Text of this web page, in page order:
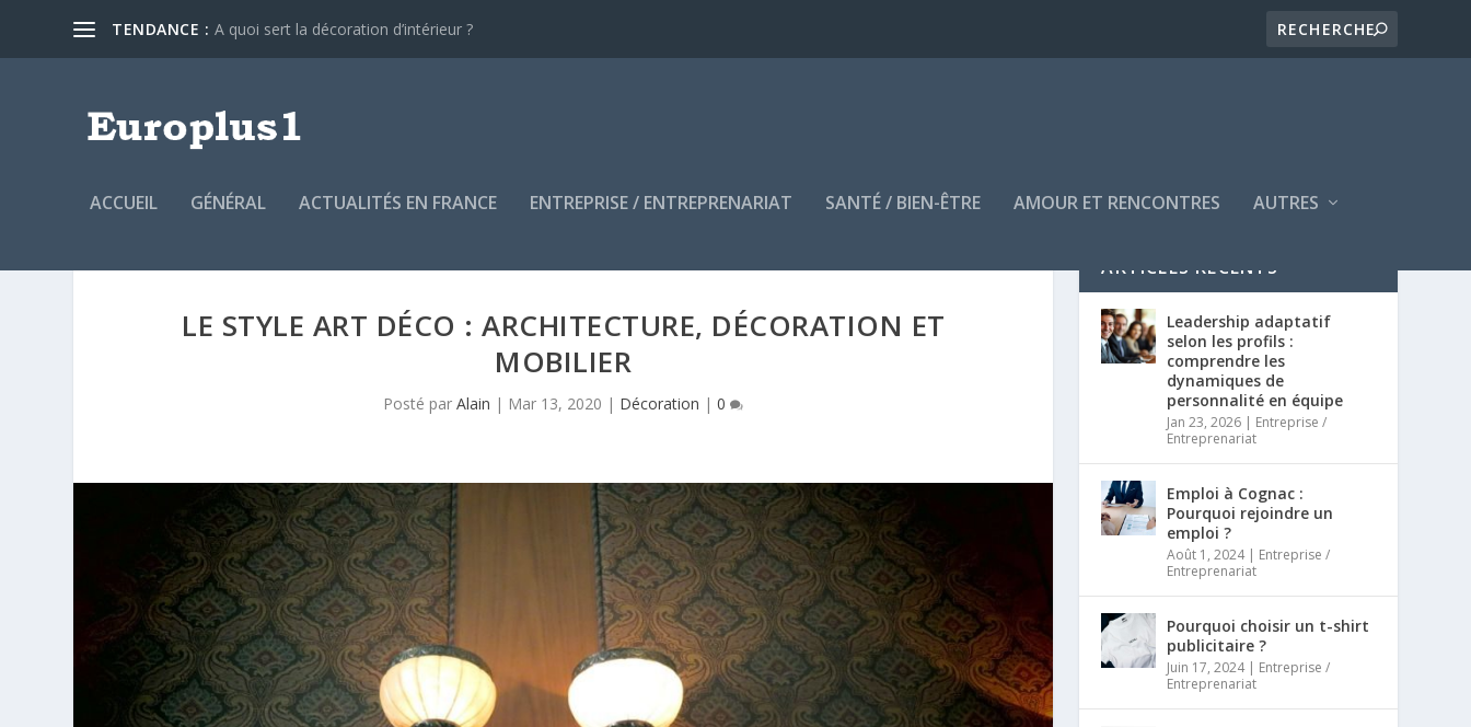
TENDANCE : A quoi sert la décoration d’intérieur ?
ACCUEIL GÉNÉRAL ACTUALITÉS EN FRANCE ENTREPRISE / ENTREPRENARIAT SANTÉ / BIEN-ÊTRE AMOUR ET RENCONTRES AUTRES
LE STYLE ART DÉCO : ARCHITECTURE, DÉCORATION ET
MOBILIER
Posté parAlain | Mar 13, 2020 | Décoration |0
ARTICLES RÉCENTS
Leadership adaptatif
selon les profils :
comprendre les
dynamiques de
personnalité en équipe
Jan 23, 2026 | Entreprise /
Entreprenariat
Emploi à Cognac :
Pourquoi rejoindre un
emploi ?
Août 1, 2024| Entreprise /
Entreprenariat
Pourquoi choisir un t-shirt
publicitaire ?
Juin 17, 2024| Entreprise /
Entreprenariat